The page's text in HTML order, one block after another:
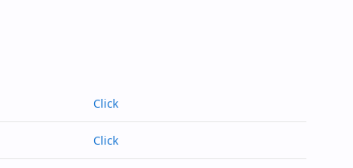
Click
Click